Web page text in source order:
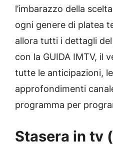
l’imbarazzo della
ogni genere di platea
allora tutti i dettagli
con la GUIDA IMTV, il
tutte le anticipazioni,
approfondimenti
programma per
Stasera in tv